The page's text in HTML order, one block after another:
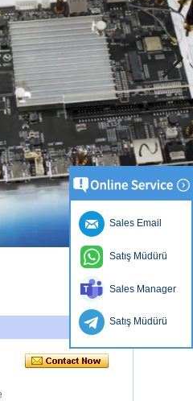
Sales Email
Satış Müdürü
Sales Manager
Satış Müdürü